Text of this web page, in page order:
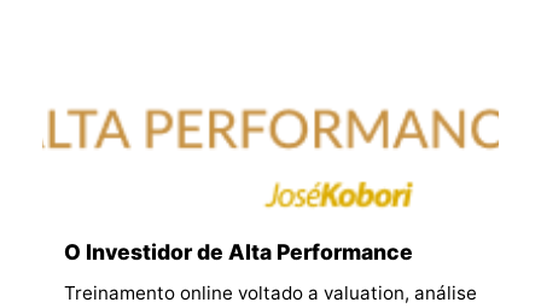
O Investidor de Alta Performance
Treinamento online voltado a valuation, análise